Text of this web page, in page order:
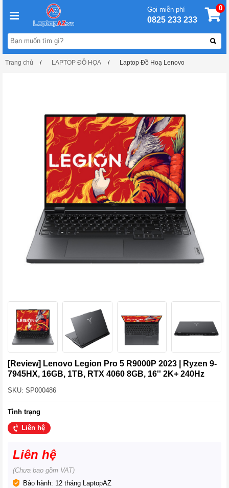
Gọi miễn phí
0825 233 233
0
Trang chủ LAPTOP ĐỒ HỌA Laptop Đồ Hoạ Lenovo
[Review] Lenovo Legion Pro 5 R9000P 2023 | Ryzen 9-
7945HX, 16GB, 1TB, RTX 4060 8GB, 16'' 2K+ 240Hz
SKU: SP000486
Tình trạng
Liên hệ
Liên hệ
(Chưa bao gồm VAT)
Bảo hành: 12 tháng LaptopAZ